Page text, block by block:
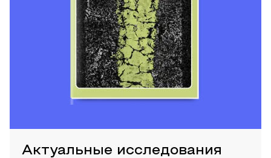
Актуальные исследования